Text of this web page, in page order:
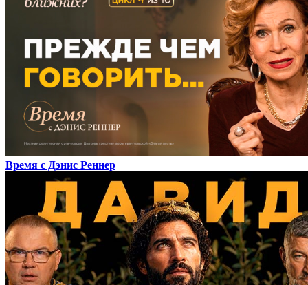
Время с Дэнис Реннер